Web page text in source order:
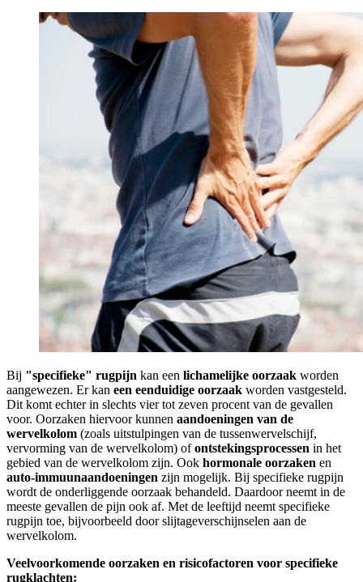
Bij "specifieke" rugpijn kan een lichamelijke oorzaak worden
aangewezen. Er kan een eenduidige oorzaak worden vastgesteld.
Dit komt echter in slechts vier tot zeven procent van de gevallen
voor. Oorzaken hiervoor kunnen aandoeningen van de
wervelkolom (zoals uitstulpingen van de tussenwervelschijf,
vervorming van de wervelkolom) ofontstekingsprocessen in het
gebied van de wervelkolom zijn. Ook hormonale oorzaken en
auto-immuunaandoeningen zijn mogelijk. Bij specifieke rugpijn
wordt de onderliggende oorzaak behandeld. Daardoor neemt in de
meeste gevallen de pijn ook af. Met de leeftijd neemt specifieke
rugpijn toe, bijvoorbeeld door slijtageverschijnselen aan de
wervelkolom.
Veelvoorkomende oorzaken en risicofactoren voor specifieke
rugklachten: